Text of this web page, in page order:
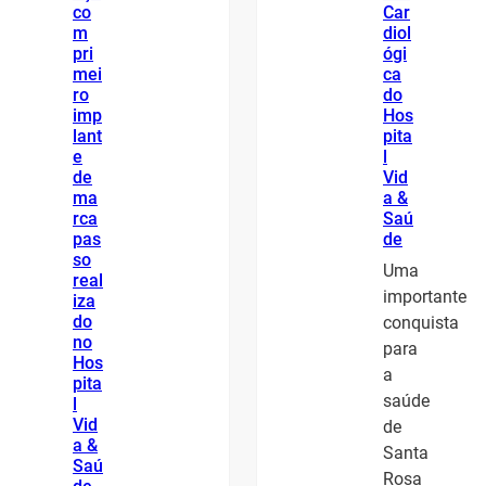
co
m
pri
mei
ro
imp
lant
e
de
ma
rca
pas
so
real
iza
do
no
Hos
pita
l
Vid
a &
Saú
Car
diol
ógi
ca
do
Hos
pita
l
Vid
a &
Saú
de
Uma
importante
conquista
para
a
saúde
de
Santa
Rosa